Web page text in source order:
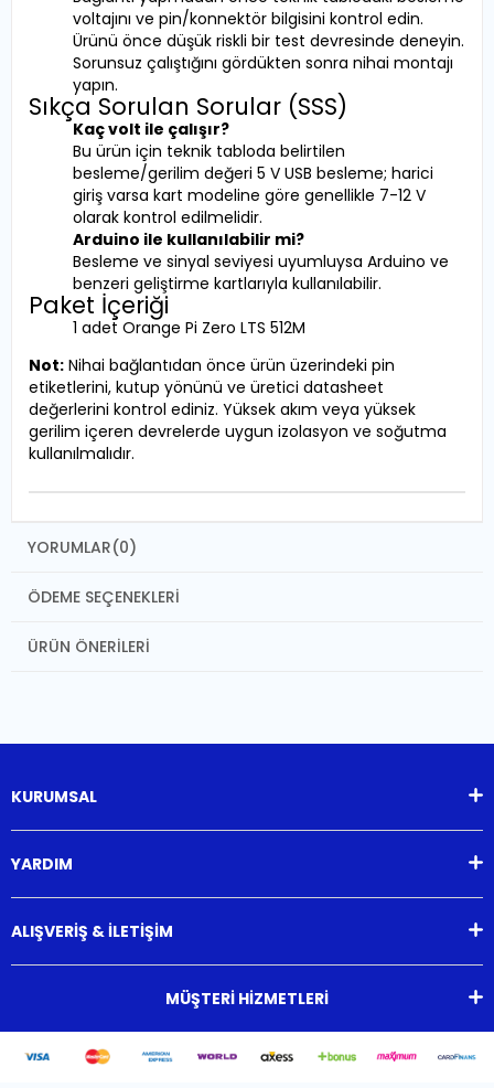
voltajını ve pin/konnektör bilgisini kontrol edin.
Ürünü önce düşük riskli bir test devresinde deneyin.
Sorunsuz çalıştığını gördükten sonra nihai montajı
yapın.
Sıkça Sorulan Sorular (SSS)
Kaç volt ile çalışır?
Bu ürün için teknik tabloda belirtilen
besleme/gerilim değeri 5 V USB besleme; harici
giriş varsa kart modeline göre genellikle 7-12 V
olarak kontrol edilmelidir.
Arduino ile kullanılabilir mi?
Besleme ve sinyal seviyesi uyumluysa Arduino ve
benzeri geliştirme kartlarıyla kullanılabilir.
Paket İçeriği
1 adet Orange Pi Zero LTS 512M
Not: Nihai bağlantıdan önce ürün üzerindeki pin
etiketlerini, kutup yönünü ve üretici datasheet
değerlerini kontrol ediniz. Yüksek akım veya yüksek
gerilim içeren devrelerde uygun izolasyon ve soğutma
kullanılmalıdır.
YORUMLAR(0)
ÖDEME SEÇENEKLERI
ÜRÜN ÖNERILERI
KURUMSAL
YARDIM
ALIŞVERİŞ & İLETİŞİM
MÜŞTERİ HİZMETLERİ